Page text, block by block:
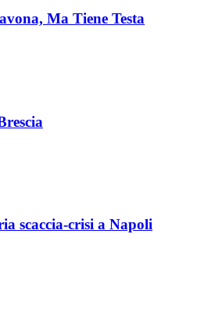
Ma Tiene Testa
scaccia-crisi a Napoli